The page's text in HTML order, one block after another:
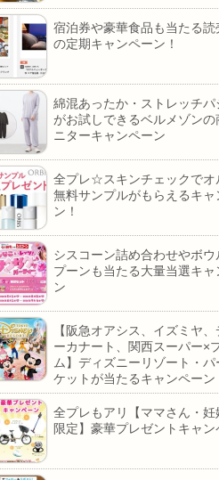
宿泊券や豪華食品も当たる読
の定期キャンペーン！
綿混あったか・ストレッチパ
がお試しできるベルメゾンの
ニターキャンペーン
全プレ☆スキンチェックでオ
無料サンプルがもらえるキャ
ン！
シスコーン詰め合わせやボウ
プーンも当たる大量当選キャ
ン
【阪急オアシス、イズミヤ、
ーカナート、関西スーパー×
ム】ディズニーリゾート・パ
ケットが当たるキャンペーン
全プレもアリ【ママさん・妊
限定】豪華プレゼントキャン